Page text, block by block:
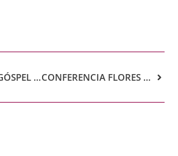
CONCIERTO DE GÓSPEL OFRECIDO POR STAR DCHOIR CONFERENCIA FLORES DE IPÊ: LA BOSSA